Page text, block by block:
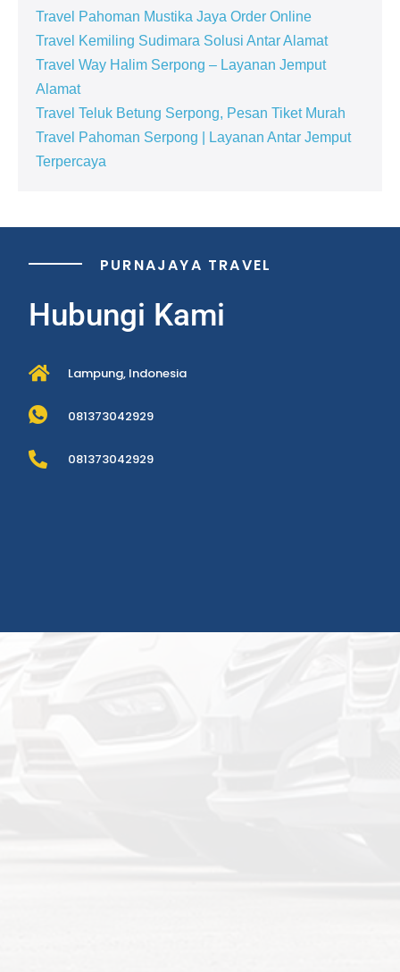
Travel Pahoman Mustika Jaya Order Online
Travel Kemiling Sudimara Solusi Antar Alamat
Travel Way Halim Serpong – Layanan Jemput
Alamat
Travel Teluk Betung Serpong, Pesan Tiket Murah
Travel Pahoman Serpong | Layanan Antar Jemput
Terpercaya
PURNAJAYA TRAVEL
Hubungi Kami
Lampung, Indonesia
081373042929
081373042929